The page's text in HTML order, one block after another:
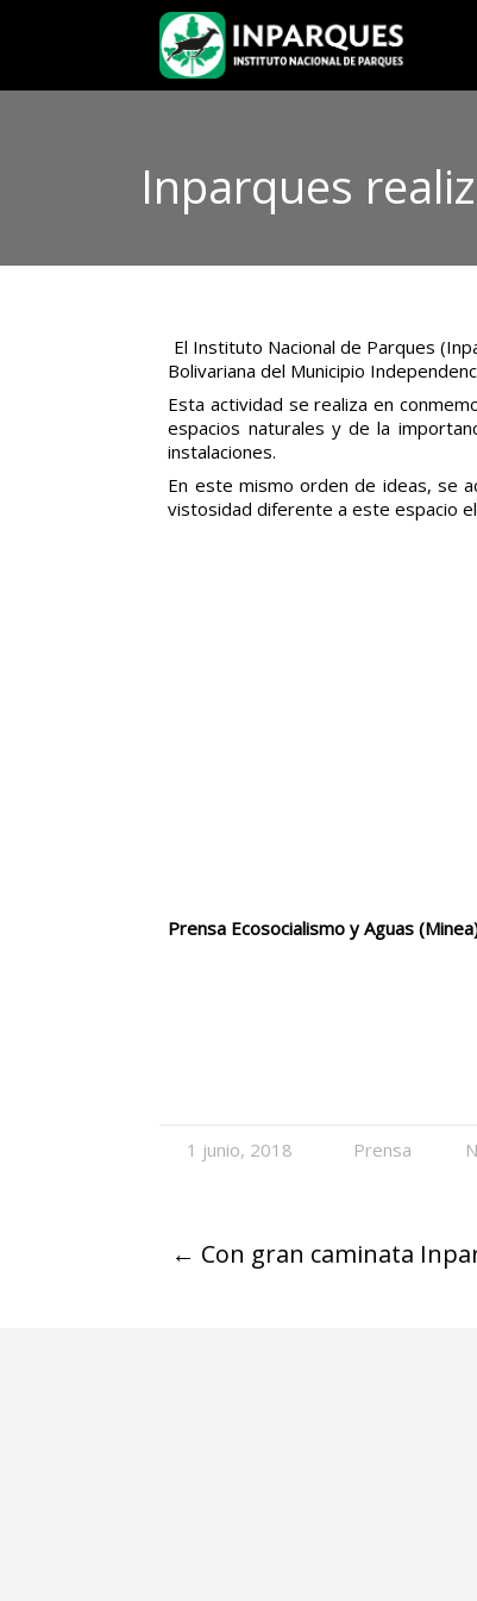
Inparques
El Instituto Nacional de Parques
Bolivariana del Municipio
Esta actividad se realiza en
espacios naturales y de la
instalaciones.
En este mismo orden de ideas, se
vistosidad diferente a este espacio
Prensa Ecosocialismo y Aguas
1 junio, 2018 Prensa
← Con gran caminata